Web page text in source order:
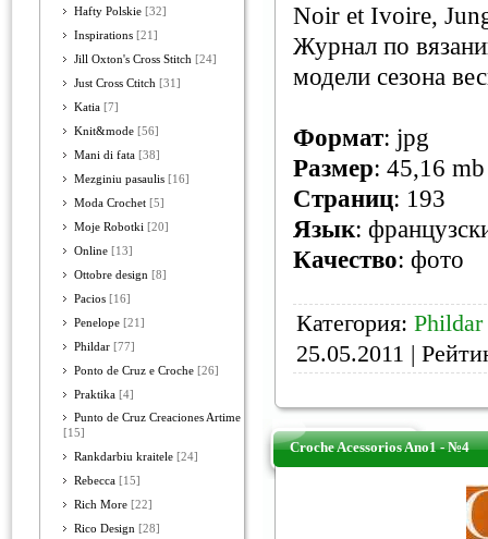
Hafty Polskie [32]
Inspirations [21]
Jill Oxton's Cross Stitch [24]
Just Cross Ctitch [31]
Katia [7]
Knit&mode [56]
Mani di fata [38]
Mezginiu pasaulis [16]
Moda Crochet [5]
Moje Robotki [20]
Online [13]
Ottobre design [8]
Pacios [16]
Penelope [21]
Phildar [77]
Ponto de Cruz e Croche [26]
Praktika [4]
Punto de Cruz Creaciones Artime
[15]
Rankdarbiu kraitele [24]
Rebecca [15]
Rich More [22]
Rico Design [28]
Noir et Ivoire,
Журнал по
модели сезона
Формат: jpg
Размер: 45,16 mb
Страниц: 193
Язык:
Качество: фото
Категория: Phildar
25.05.2011 |
Croche Acessorios Ano1 - №4